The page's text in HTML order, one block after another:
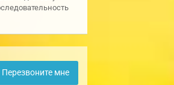
Перезвоните мне